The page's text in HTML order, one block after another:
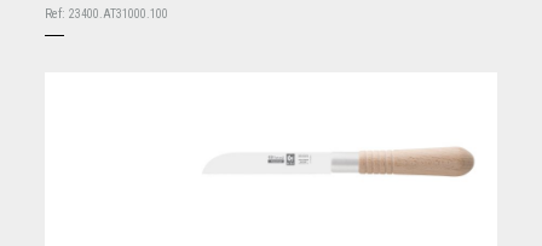
Ref: 23400.AT31000.100